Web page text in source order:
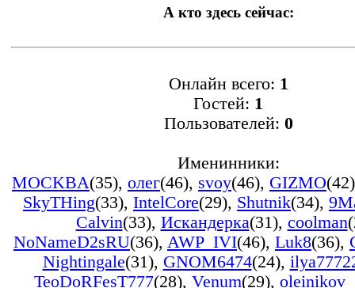
А кто здесь сейчас:
Онлайн всего: 1
Гостей: 1
Пользователей: 0
Именинники:
MOCKBA(35), олег(46), svoy(46), GIZMO(42)
SkyTHing(33), IntelCore(29), Shutnik(34),
Calvin(33), Искандерка(31), coolman
NoNameD2sRU(36), AWP_IVI(46), Luk8(36),
Nightingale(31), GNOM6474(24),
TeoDoRFesT777(28), Venum(29),